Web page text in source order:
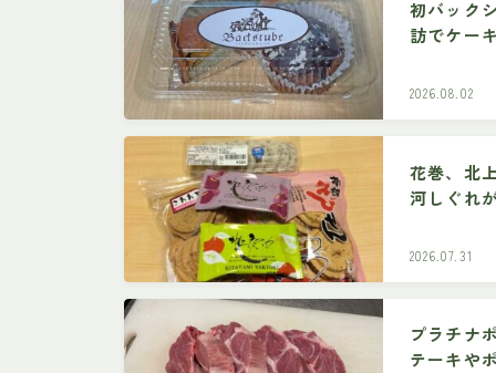
初バック
訪でケー
2026.08.02
花巻、北
河しぐれ
2026.07.31
プラチナ
テーキや